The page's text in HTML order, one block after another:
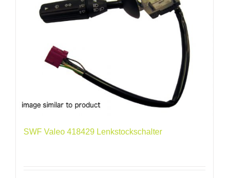
SWF Valeo 418429 Lenkstockschalter